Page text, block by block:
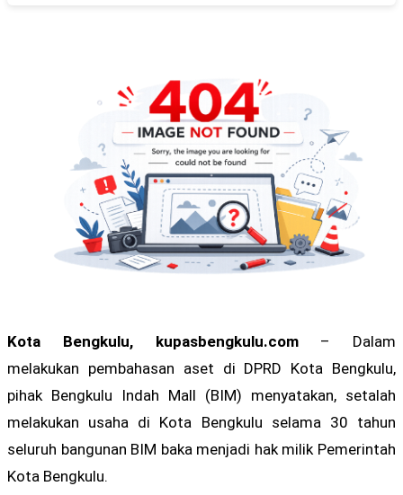
Kota Bengkulu, kupasbengkulu.com– Dalam
melakukan pembahasan aset di DPRD Kota Bengkulu,
pihak Bengkulu Indah Mall (BIM) menyatakan, setalah
melakukan usaha di Kota Bengkulu selama 30 tahun
seluruh bangunan BIM baka menjadi hak milik Pemerintah
Kota Bengkulu.